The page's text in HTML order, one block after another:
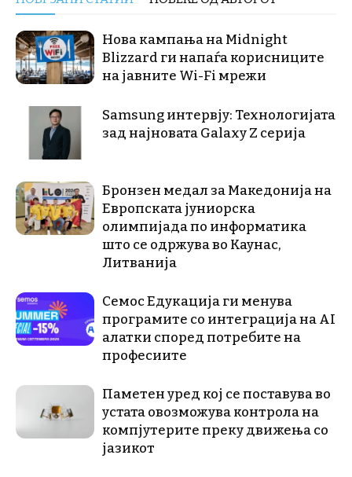
Нова кампања на Midnight
Blizzard ги напаѓа корисниците
на јавните Wi-Fi мрежи
Samsung интервју: Технологијата
зад најновата Galaxy Z серија
Бронзен медал за Македонија на
Европската јуниорска
олимпијада по информатика
што се одржува во Каунас,
Литванија
Семос Едукација ги менува
програмите со интеграција на AI
алатки според потребите на
професиите
Паметен уред кој се поставува во
устата овозможува контрола на
компјутерите преку движења со
јазикот